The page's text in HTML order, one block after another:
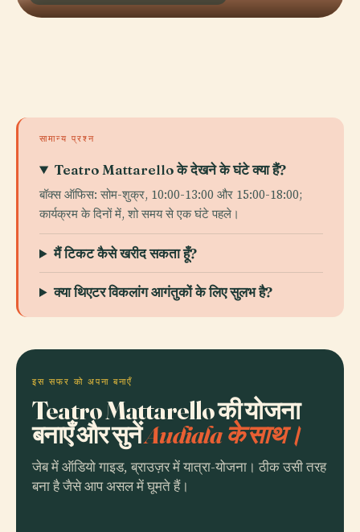
सामान्य प्रश्न
Teatro Mattarello के देखने के घंटे क्या हैं?
बॉक्स ऑफिस: सोम-शुक्र, 10:00-13:00 और 15:00-18:00;
कार्यक्रम के दिनों में, शो समय से एक घंटे पहले।
मैं टिकट कैसे खरीद सकता हूँ?
क्या थिएटर विकलांग आगंतुकों के लिए सुलभ है?
इस सफर को अपना बनाएँ
Teatro Mattarello की योजना
बनाएँ और सुनेंAudiala के साथ।
जेब में ऑडियो गाइड, ब्राउज़र में यात्रा-योजना। ठीक उसी तरह
बना है जैसे आप असल में घूमते हैं।